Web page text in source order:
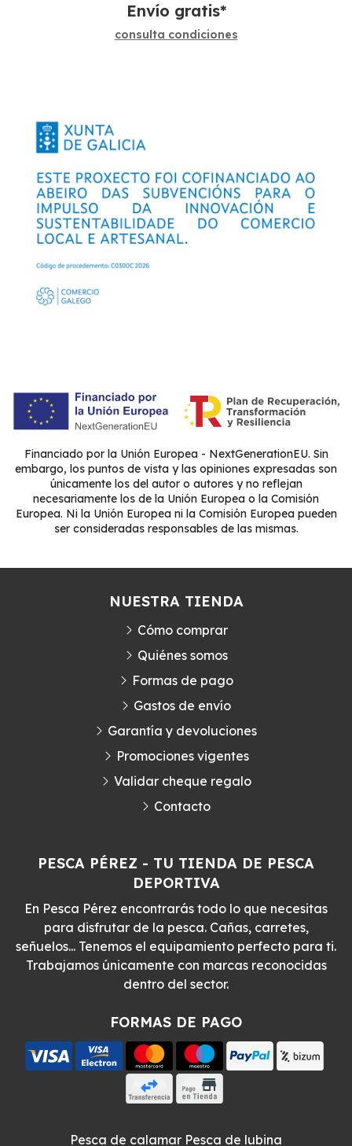
Envío gratis*
consulta condiciones
Financiado por la Unión Europea - NextGenerationEU. Sin
embargo, los puntos de vista y las opiniones expresadas son
únicamente los del autor o autores y no reflejan
necesariamente los de la Unión Europea o la Comisión
Europea. Ni la Unión Europea ni la Comisión Europea pueden
ser consideradas responsables de las mismas.
PESCA PÉREZ - TU TIENDA DE PESCA
DEPORTIVA
En Pesca Pérez encontrarás todo lo que necesitas
para disfrutar de la pesca. Cañas, carretes,
señuelos... Tenemos el equipamiento perfecto para ti.
Trabajamos únicamente con marcas reconocidas
dentro del sector.
FORMAS DE PAGO
NUESTRA TIENDA
Cómo comprar
Quiénes somos
Formas de pago
Gastos de envío
Garantía y devoluciones
Promociones vigentes
Validar cheque regalo
Contacto
Pesca de calamar Pesca de lubina